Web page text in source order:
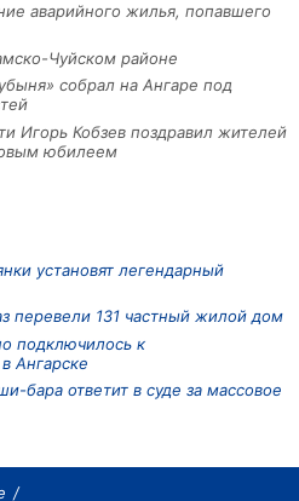
аварийного жилья, попавшего
Чуйском районе
собрал на Ангаре под
Игорь Кобзев поздравил жителей
юбилеем
установят легендарный
перевели 131 частный жилой дом
подключилось к
Ангарске
бара ответит в суде за массовое